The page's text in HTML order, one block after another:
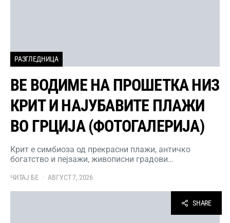
РАЗГЛЕДНИЦА
ВЕ ВОДИМЕ НА ПРОШЕТКА НИЗ
КРИТ И НАЈУБАВИТЕ ПЛАЖИ
ВО ГРЦИЈА (ФОТОГАЛЕРИЈА)
Крит е симбиоза од прекрасни плажи, античко
богатство и пејзажи, живописни градови…
ЧИТАЈ БЕ АВГУСТ 7, 2026
SHARE